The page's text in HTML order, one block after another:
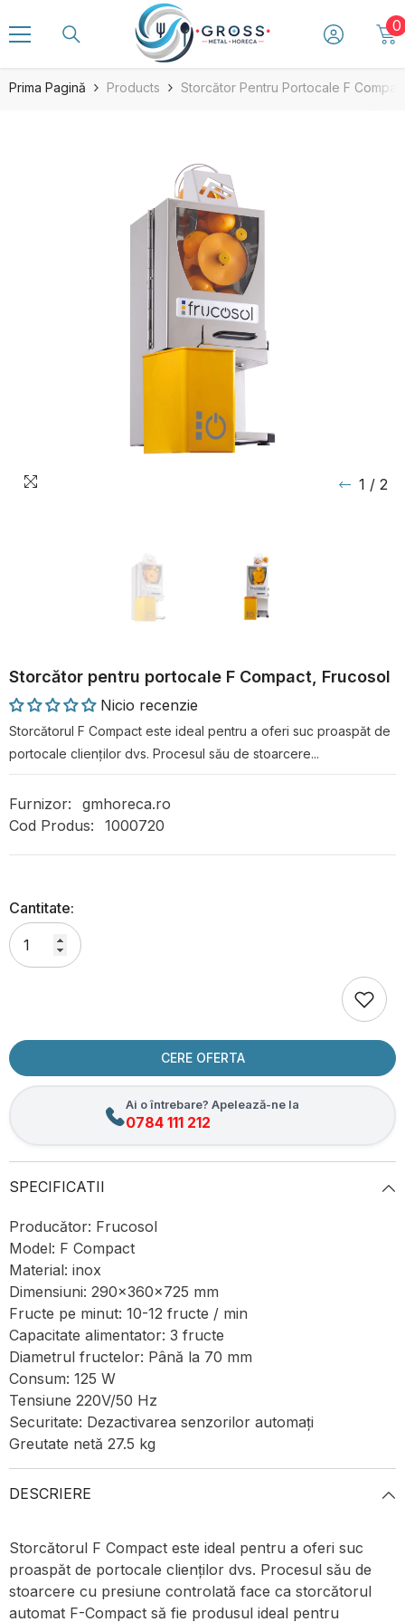
00
Prima Pagină Products Storcător Pentru Portocale F
1 / 2
Storcător pentru portocale F Compact, Frucosol
Nicio recenzie
Storcătorul F Compact este ideal pentru a oferi suc proaspăt de
portocale clienților dvs. Procesul său de stoarcere...
Furnizor:
gmhoreca.ro
Cod Produs:
1000720
Cantitate:
CERE OFERTA
Ai o întrebare? Apelează-ne la
0784 111 212
SPECIFICATII
Producător: Frucosol
Model: F Compact
Material: inox
Dimensiuni: 290x360x725 mm
Fructe pe minut: 10-12 fructe / min
Capacitate alimentator: 3 fructe
Diametrul fructelor: Până la 70 mm
Consum: 125 W
Tensiune 220V/50 Hz
Securitate: Dezactivarea senzorilor automați
Greutate netă 27.5 kg
DESCRIERE
Storcătorul F Compact este ideal pentru a oferi suc
proaspăt de portocale clienților dvs. Procesul său de
stoarcere cu presiune controlată face ca storcătorul
automat F-Compact să fie produsul ideal pentru